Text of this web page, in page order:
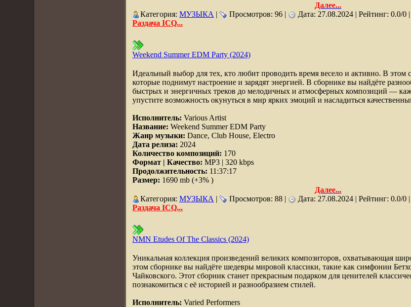
Далее...
Категория: МУЗЫКА | Просмотров: 96 | Дата: 27.08.2024 | Рейтинг: 0.0/0 |
Раздача ICQ...
Weekend Summer EDM Party (2024)
Идеальный выбор для тех, кто любит проводить время весело и активно. В этом
которые поднимут настроение и зарядят энергией. В сборнике вы найдёте
быстрых и энергичных треков до мелодичных и атмосферных композиций —
упустите возможность окунуться в мир ярких эмоций и насладиться
Исполнитель: Various Artist
Название: Weekend Summer EDM Party
Жанр музыки: Dance, Club House, Electro
Дата релиза: 2024
Количество композиций: 170
Формат | Качество: MP3 | 320 kbps
Продолжительность: 11:37:17
Размер: 1690 mb (+3% )
Далее...
Категория: МУЗЫКА | Просмотров: 88 | Дата: 27.08.2024 | Рейтинг: 0.0/0 |
Раздача ICQ...
NMN Etudes Of The Classics (2024)
Уникальная коллекция произведений великих композиторов, охватывающая
этом сборнике вы найдёте шедевры мировой классики, такие как симфонии
Чайковского. Этот сборник станет прекрасным подарком для ценителей
познакомиться с её историей и разнообразием стилей.
Исполнитель: Varied Performers